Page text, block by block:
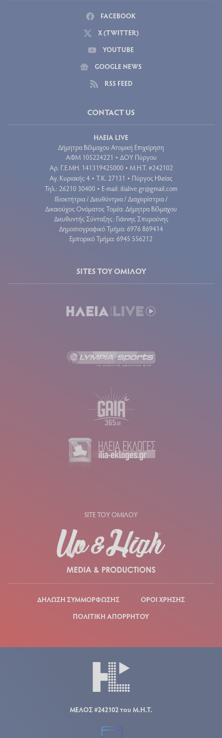
FACEBOOK
X (TWITTER)
YOUTUBE
GOOGLE NEWS
RSS FEED
CONTACT US
ΗΛΕΙΑ LIVE
Δήμητρα Βέλμαχου Ατομική Επιχείρηση
ΑΦΜ 105224221 • ΔΟΥ Πύργου
Aρ. Γ.Ε.ΜΗ. 141319425000 • Μ.Η.Τ. #242102
Αγ. Κυριακής 4 • Τ.Κ. 27131 • Πύργος Ηλείας
Τηλ.: 26210 30400 • E-mail: ilialive.gr@gmail.com
Ιδιοκτήτρια / Διευθύντρια / Διαχειρίστρια /
Δικαιούχος Ονόματος Τομέα: Δήμητρα Βέλμαχου
Διευθυντής Σύνταξης: Γιάννης Σπυρούνης
Δημοσιογραφικό Τμήμα: 6976 869414
Εμπορικό Τμήμα: 6945 556212
SITES ΤΟΥ ΟΜΙΛΟΥ
SITE ΤΟΥ ΟΜΙΛΟΥ
ΔΗΛΩΣΗ ΣΥΜΜΟΡΦΩΣΗΣ
ΟΡΟΙ ΧΡΗΣΗΣ
ΠΟΛΙΤΙΚΗ ΑΠΟΡΡΗΤΟΥ
ΜΕΛΟΣ #242102 του Μ.Η.Τ.